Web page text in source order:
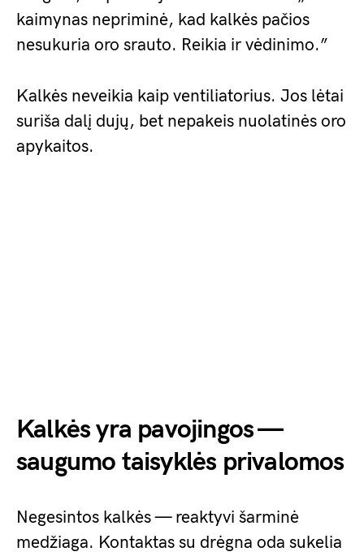
kaimynas nepriminė, kad kalkės pačios
nesukuria oro srauto. Reikia ir vėdinimo.”
Kalkės neveikia kaip ventiliatorius. Jos lėtai
suriša dalį dujų, bet nepakeis nuolatinės oro
apykaitos.
Kalkės yra pavojingos —
saugumo taisyklės privalomos
Negesintos kalkės — reaktyvi šarminė
medžiaga. Kontaktas su drėgna oda sukelia